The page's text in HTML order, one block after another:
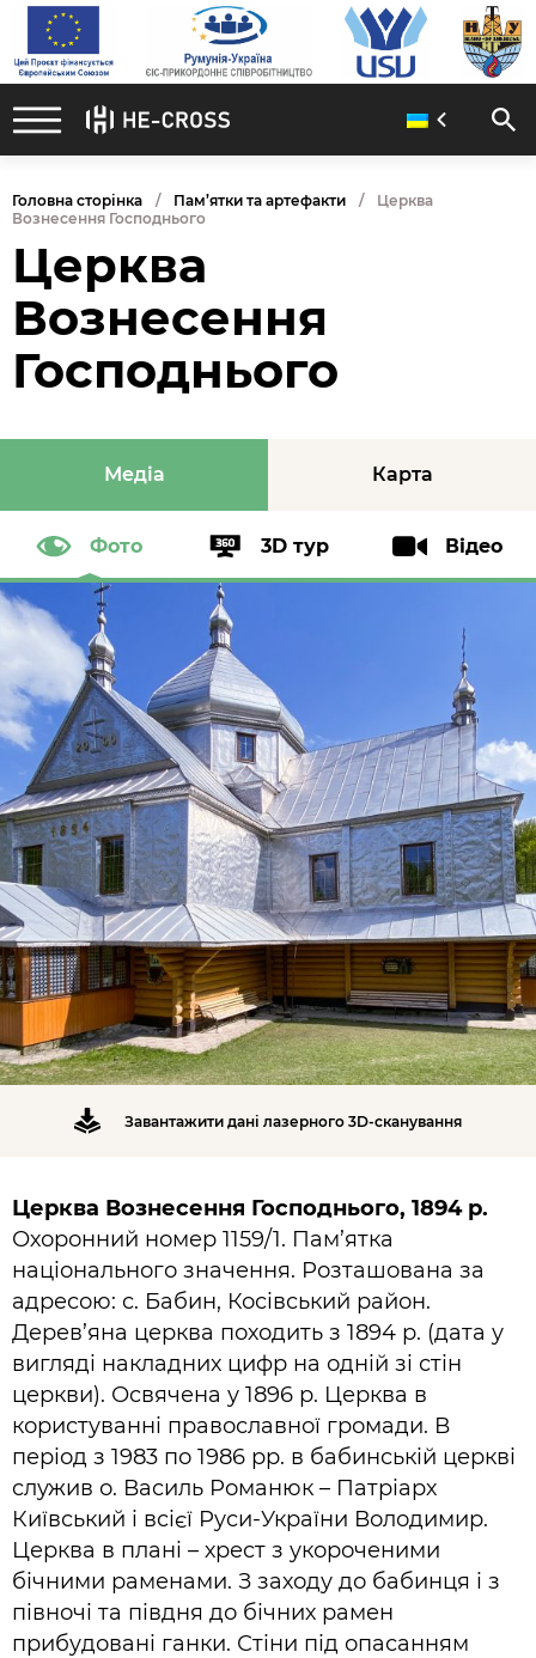
Головна сторінка Пам’ятки та артефакти
Церква
Вознесення Господнього
Церква
Вознесення
Господнього
Медіа Карта
Фото 3D тур Відео
Завантажити дані лазерного 3D-сканування
Церква Вознесення Господнього, 1894 р.
Охоронний номер 1159/1. Пам’ятка
національного значення. Розташована за
адресою: с. Бабин, Косівський район.
Дерев’яна церква походить з 1894 р. (дата у
вигляді накладних цифр на одній зі стін
церкви). Освячена у 1896 р. Церква в
користуванні православної громади. В
період з 1983 по 1986 рр. в бабинській церкві
служив о. Василь Романюк – Патріарх
Київський і всієї Руси-України Володимир.
Церква в плані – хрест з укороченими
бічними раменами. З заходу до бабинця і з
півночі та півдня до бічних рамен
прибудовані ганки. Стіни під опасанням